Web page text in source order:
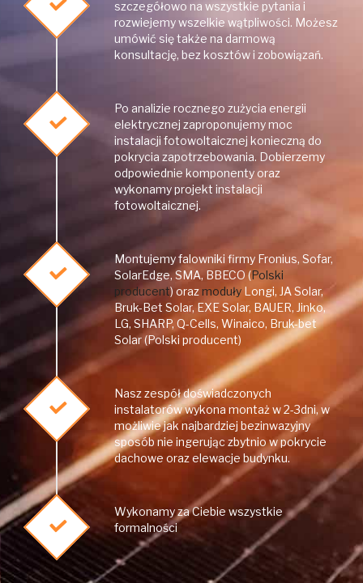
szczegółowo na wszystkie pytania i
rozwiejemy wszelkie wątpliwości. Możesz
umówić się także na darmową
konsultację, bez kosztów i zobowiązań.
Po analizie rocznego zużycia energii
elektrycznej zaproponujemy moc
instalacji fotowoltaicznej konieczną do
pokrycia zapotrzebowania. Dobierzemy
odpowiednie komponenty oraz
wykonamy projekt instalacji
fotowoltaicznej.
Montujemy falowniki firmy Fronius, Sofar,
SolarEdge, SMA, BBECO (Polski
producent) oraz moduły Longi, JA Solar,
Bruk-Bet Solar, EXE Solar, BAUER, Jinko,
LG, SHARP, Q-Cells, Winaico, Bruk-bet
Solar (Polski producent)
Nasz zespół doświadczonych
instalatorów wykona montaż w 2-3dni, w
możliwie jak najbardziej bezinwazyjny
sposób nie ingerując zbytnio w pokrycie
dachowe oraz elewacje budynku.
Wykonamy za Ciebie wszystkie
formalności